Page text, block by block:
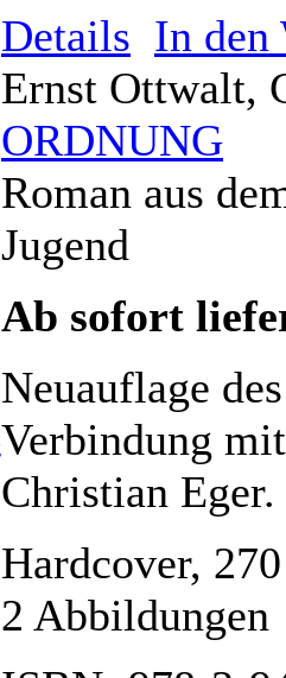
Details In den
Ernst Ottwalt,
ORDNUNG
Roman aus
Jugend
Ab sofort
Neuauflage
Verbindung
Christian Eger.
Hardcover,
2 Abbildungen